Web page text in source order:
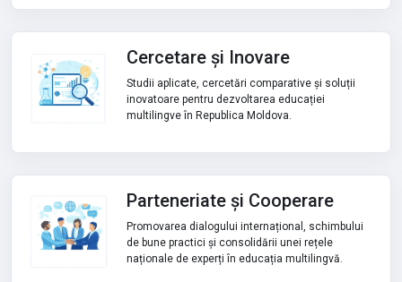
Cercetare și Inovare
Studii aplicate, cercetări comparative și soluții
inovatoare pentru dezvoltarea educației
multilingve în Republica Moldova.
Parteneriate și Cooperare
Promovarea dialogului internațional, schimbului
de bune practici și consolidării unei rețele
naționale de experți în educația multilingvă.